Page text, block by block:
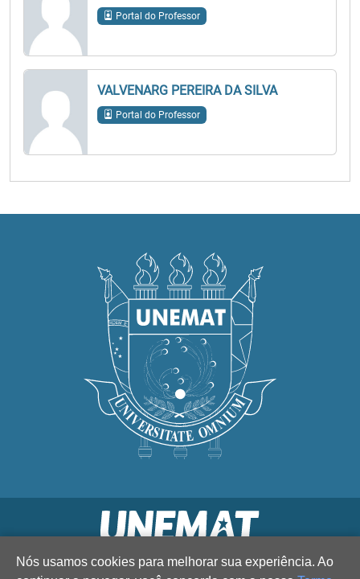
Portal do Professor
VALVENARG PEREIRA DA SILVA
Portal do Professor
Nós usamos cookies para melhorar sua experiência. Ao